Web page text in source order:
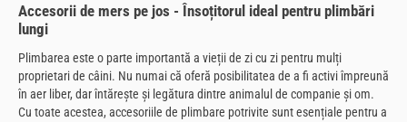
Accesorii de mers pe jos - Însoțitorul ideal pentru plimbări
lungi
Plimbarea este o parte importantă a vieții de zi cu zi pentru mulți
proprietari de câini. Nu numai că oferă posibilitatea de a fi activi împreună
în aer liber, dar întărește și legătura dintre animalul de companie și om.
Cu toate acestea, accesoriile de plimbare potrivite sunt esențiale pentru a